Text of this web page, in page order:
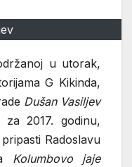
u utorak,
G Kikinda,
Dušan Vasiljev
2017. godinu,
Radoslavu
Kolumbovo jaje